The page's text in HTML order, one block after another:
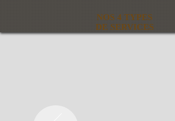
NOS 4 TYPES
DE SERVICES